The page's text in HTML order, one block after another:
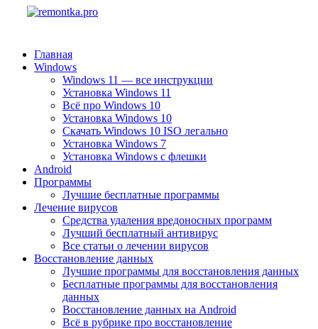
Главная
Windows
Windows 11 — все инструкции
Установка Windows 11
Всё про Windows 10
Установка Windows 10
Скачать Windows 10 ISO легально
Установка Windows 7
Установка Windows с флешки
Android
Программы
Лучшие бесплатные программы
Лечение вирусов
Средства удаления вредоносных программ
Лучший бесплатный антивирус
Все статьи о лечении вирусов
Восстановление данных
Лучшие программы для восстановления данных
Бесплатные программы для восстановления
данных
Восстановление данных на Android
Всё в рубрике про восстановление